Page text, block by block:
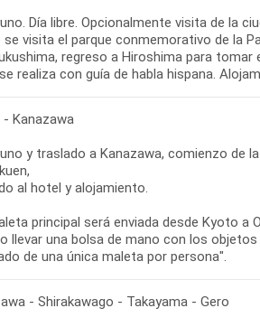
Día libre. Opcionalmente visita de la
se visita el parque conmemorativo de la
regreso a Hiroshima para
realiza con guía de habla hispana.
- Kanazawa
y traslado a Kanazawa, comienzo de
al hotel y alojamiento.
principal será enviada desde Kyoto a
llevar una bolsa de mano con los
de una única maleta por persona".
- Shirakawago - Takayama - Gero